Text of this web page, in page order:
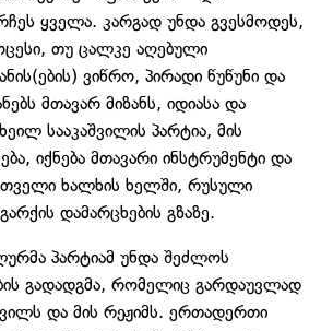
ყველა. კარგად უნდა გვესმოდეს,
თუ ცალკე აღებული
ვიწრო, პირადი წუწუნი და
მთავარ მიზანს, იდიასა და
სააკაშვილის პარტია, მის
იქნება მთავარი ინსტრუმენტი და
ხალხის ხელში, რუსული
დამარცხების გზაზე.
პარტიამ უნდა შეძლოს
გადადგმა, რომელიც გარდაუვლად
და მის რეჟიმს. ერთადერთი